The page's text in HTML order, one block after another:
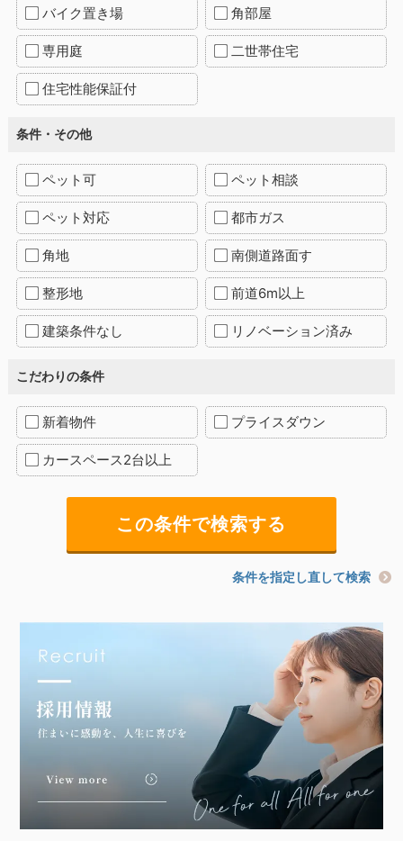
バイク置き場 角部屋
専用庭 二世帯住宅
住宅性能保証付
条件・その他
ペット可 ペット相談
ペット対応 都市ガス
角地 南側道路面す
整形地 前道6m以上
建築条件なし リノベーション済み
こだわりの条件
新着物件 プライスダウン
カースペース2台以上
条件を指定し直して検索